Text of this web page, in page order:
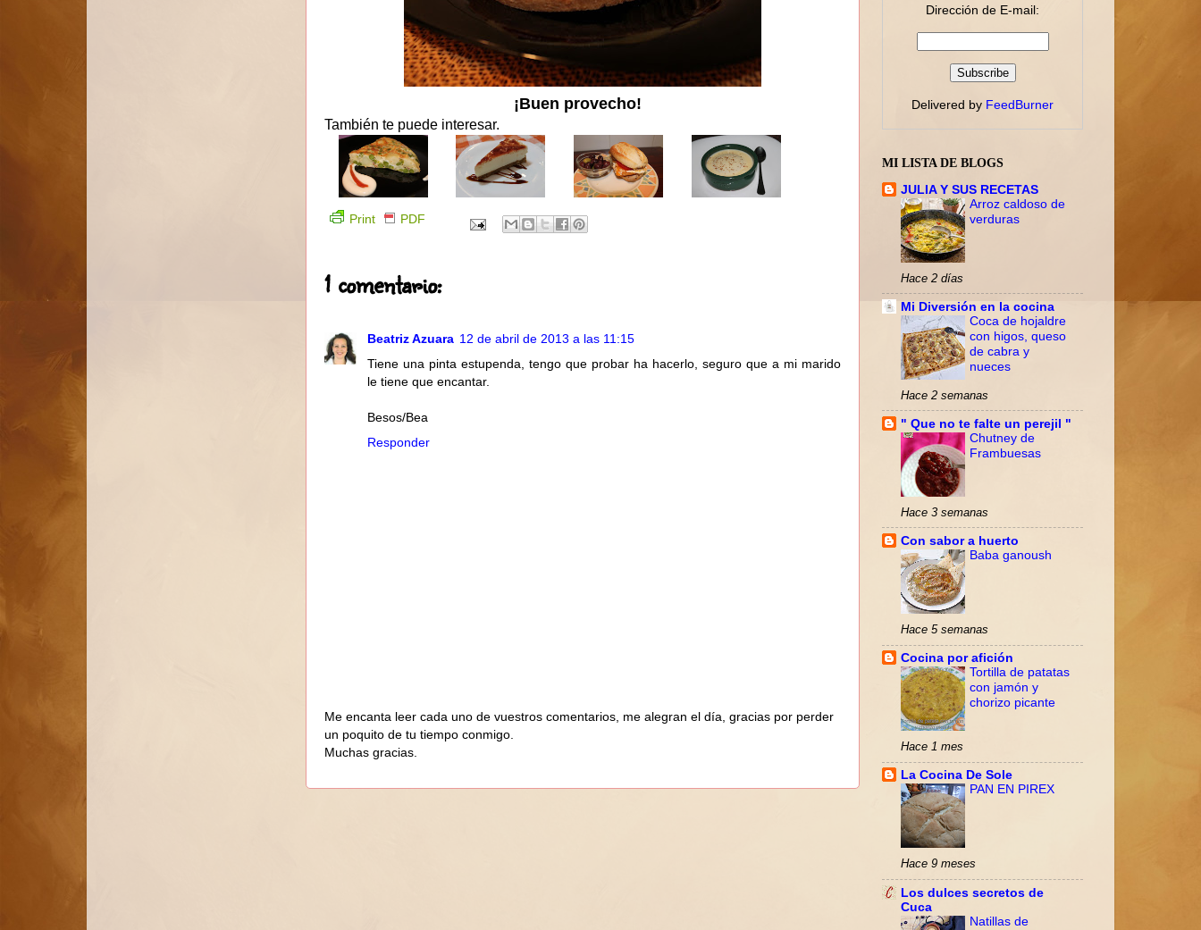
¡Buen provecho!
También te puede interesar.
Print PDF
1 comentario:
Beatriz Azuara 12 de abril de 2013 a las 11:15
Tiene una pinta estupenda, tengo que probar ha hacerlo, seguro que a mi marido
le tiene que encantar.
Besos/Bea
Responder
Me encanta leer cada uno de vuestros comentarios, me alegran el día, gracias por perder
un poquito de tu tiempo conmigo.
Muchas gracias.
Dirección de E-mail:
Delivered by FeedBurner
MI LISTA DE BLOGS
JULIA Y SUS RECETAS
Arroz caldoso de
verduras
Hace 2 días
Mi Diversión en la cocina
Coca de hojaldre
con higos, queso
de cabra y
nueces
Hace 2 semanas
" Que no te falte un perejil "
Chutney de
Frambuesas
Hace 3 semanas
Con sabor a huerto
Baba ganoush
Hace 5 semanas
Cocina por afición
Tortilla de patatas
con jamón y
chorizo picante
Hace 1 mes
La Cocina De Sole
PAN EN PIREX
Hace 9 meses
Los dulces secretos de
Cuca
Natillas de